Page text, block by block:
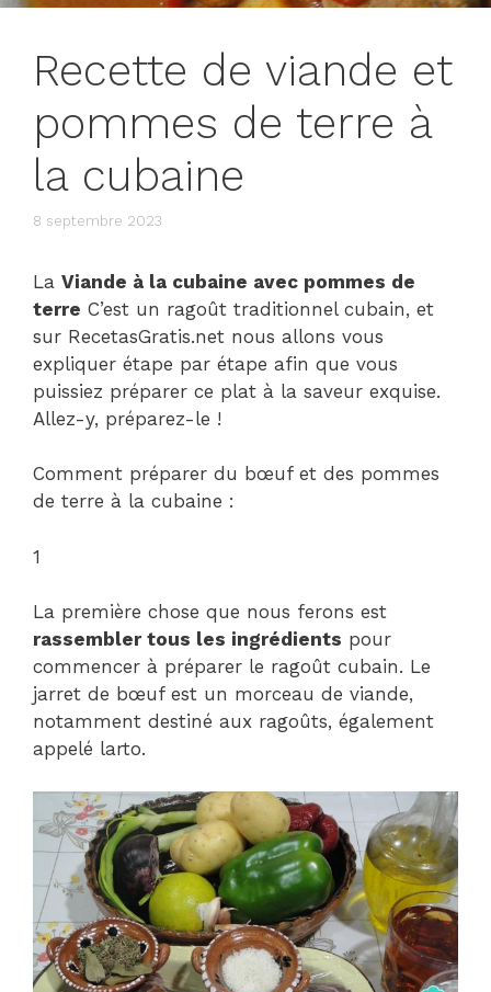
Recette de viande et
pommes de terre à
la cubaine
8 septembre 2023
La Viande à la cubaine avec pommes de
terre C’est un ragoût traditionnel cubain, et
sur RecetasGratis.net nous allons vous
expliquer étape par étape afin que vous
puissiez préparer ce plat à la saveur exquise.
Allez-y, préparez-le !
Comment préparer du bœuf et des pommes
de terre à la cubaine :
1
La première chose que nous ferons est
rassembler tous les ingrédients pour
commencer à préparer le ragoût cubain. Le
jarret de bœuf est un morceau de viande,
notamment destiné aux ragoûts, également
appelé larto.